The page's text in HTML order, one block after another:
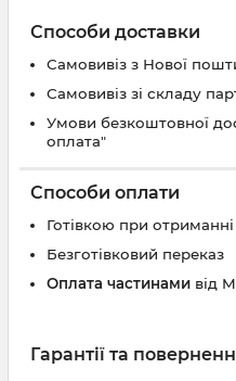
Способи доставки
Самовивіз з Нової
Самовивіз зі складу
Умови безкоштовної
оплата"
Способи оплати
Готівкою при отриманні
Безготівковий переказ
Оплата частинами від
Гарантії та